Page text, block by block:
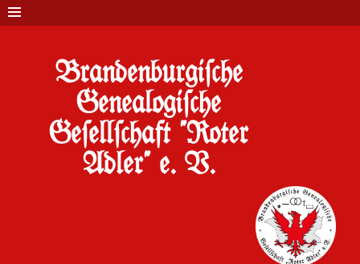
Brandenburgi#che
Genealogi#che
Ge#ell#chaft "Roter
Adler" e. V.